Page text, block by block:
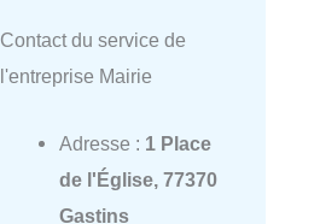
Contact du service de
l'entreprise Mairie
Adresse : 1 Place
de l'Église, 77370
Gastins